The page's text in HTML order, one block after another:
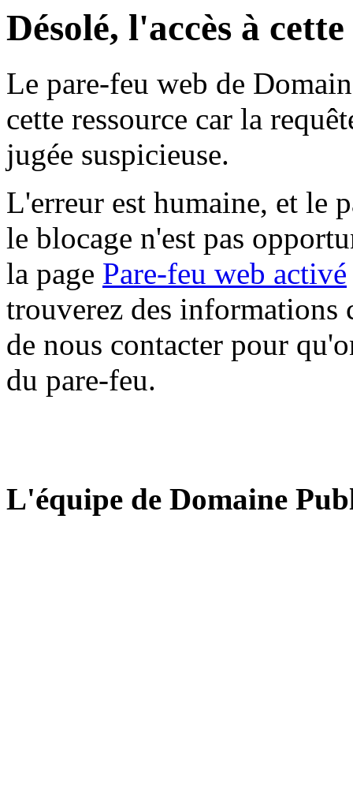
Désolé, l'accès à
Le pare-feu web de
cette ressource car la
jugée suspicieuse.
L'erreur est humaine, et le
le blocage n'est pas
la page Pare-feu web activé
trouverez des informations
de nous contacter pour
du pare-feu.
L'équipe de Domaine